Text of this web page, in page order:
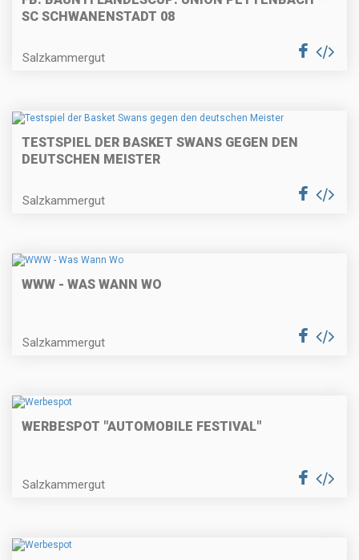
SC SCHWANENSTADT 08
Salzkammergut
TESTSPIEL DER BASKET SWANS GEGEN DEN
DEUTSCHEN MEISTER
Salzkammergut
WWW - WAS WANN WO
Salzkammergut
WERBESPOT "AUTOMOBILE FESTIVAL"
Salzkammergut